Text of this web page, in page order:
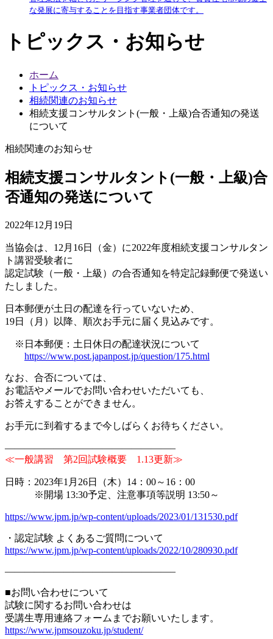
な発展に寄与することを目指す事業者団体です。
トピックス・お知らせ
ホーム
トピックス・お知らせ
相続関連のお知らせ
相続支援コンサルタント(一般・上級)合否通知の発送
について
相続関連のお知らせ
相続支援コンサルタント(一般・上級)合
否通知の発送について
2022年12月19日
当協会は、12月16日（金）に2022年度相続支援コンサルタン
ト講習受験者に
認定試験（一般・上級）の合否通知を特定記録郵便で発送い
たしました。
日本郵便が土日の配達を行っていないため、
19日（月）以降、順次お手元に届く見込みです。
※日本郵便：土日休日の配達状況について
https://www.post.japanpost.jp/question/175.html
なお、合否については、
お電話やメールでお問い合わせいただいても、
お答えすることができません。
お手元に到着するまで今しばらくお待ちください。
—————————————————–
≪一般講習 第2回試験概要 1.13更新≫
日時：2023年1月26日（木）14：00～16：00
※開場 13:30予定、注意事項等説明 13:50～
https://www.jpm.jp/wp-content/uploads/2023/01/131530.pdf
・認定試験 よくあるご質問について
https://www.jpm.jp/wp-content/uploads/2022/10/280930.pdf
—————————————————–
■お問い合わせについて
試験に関するお問い合わせは
受講生専用連絡フォームまでお願いいたします。
https://www.jpmsouzoku.jp/student/